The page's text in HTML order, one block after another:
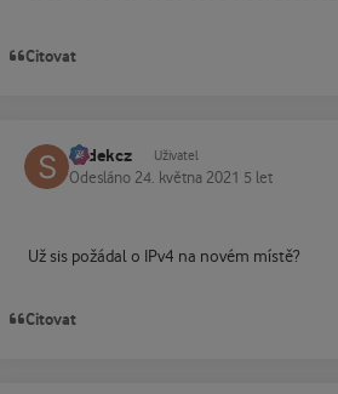
Citovat
sodekcz Uživatel
Odesláno 24. května 2021 5 let
Už sis požádal o IPv4 na novém místě?
Citovat